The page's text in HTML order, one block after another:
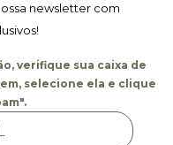
newsletter com
verifique sua caixa de
selecione ela e clique